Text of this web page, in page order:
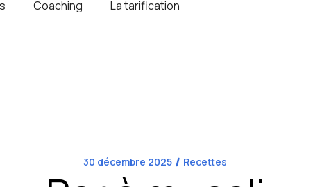
Coaching
La tarification
30 décembre 2025 Recettes